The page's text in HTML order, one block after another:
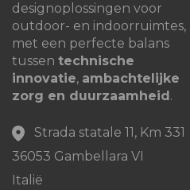
designoplossingen voor
outdoor- en indoorruimtes,
met een perfecte balans
tussen technische
innovatie, ambachtelijke
zorg en duurzaamheid .
Strada statale 11, Km 331
36053 Gambellara VI
Italië